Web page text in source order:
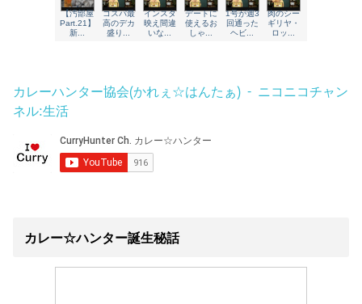
カレーハンター協会(かれぇ☆はんたぁ) - ニコニコチャン
ネル:生活
カレー☆ハンター誕生秘話